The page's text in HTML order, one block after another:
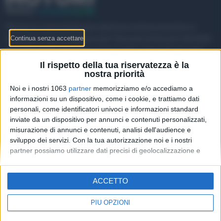
Il rispetto della tua riservatezza è la
nostra priorità
Noi e i nostri 1063 partner memorizziamo e/o accediamo a
informazioni su un dispositivo, come i cookie, e trattiamo dati
personali, come identificatori univoci e informazioni standard
inviate da un dispositivo per annunci e contenuti personalizzati,
misurazione di annunci e contenuti, analisi dell'audience e
sviluppo dei servizi. Con la tua autorizzazione noi e i nostri
partner possiamo utilizzare dati precisi di geolocalizzazione e
per consentire a noi e ai nostri 1063 partner il trattamento per le
finalità sopra descritte. In alternativa puoi accedere a
informazioni più dettagliate e modificare le tue preferenze prima
di acconsentire o di negare il consenso.
trattamenti dei dati personali possono non richiedere il tuo
PIÙ OPZIONI
ACCETTO
finanziario. Autorizzazione del Tribunale di Roma N. 84/2018
del 12/04/2018. Direttore responsabile: Flavia Provenzani
Money.it srl a socio unico - P.IVA 13586361001
MOTORI.MONEY
REDAZIONE
INFORMATIVA PRIVACY
RISK DISCLAIMER